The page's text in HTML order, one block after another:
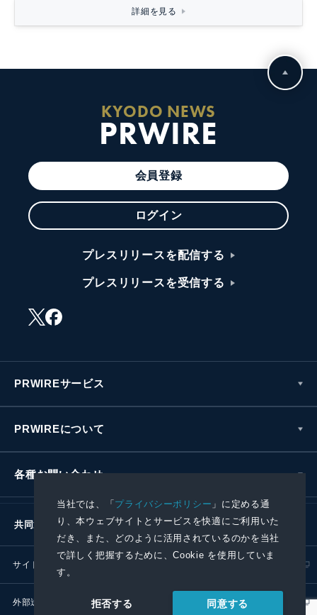
当社では、「プライバシーポリシー 」に定める通
り、本ウェブサイトとサービスを快適にご利用いた
だき、また、どのように活用されているのかを当社
で詳しく把握するために、Cookie を使用していま
す。
拒否する 同意する
詳細を見る
KYODO NEWS
PRWIRE
会員登録
ログイン
プレスリリースを配信する
プレスリリースを受信する
PRWIREサービス
PRWIREについて
各種お問い合わせ
共同通信社グループ
サイトポリシー
外部送信ポリシー プレスリリース取扱基準